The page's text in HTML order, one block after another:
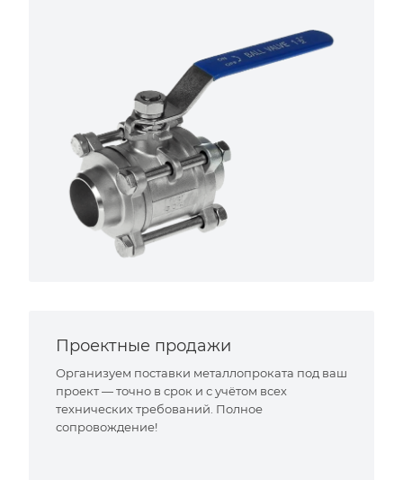
Проектные продажи
Организуем поставки металлопроката под ваш
проект — точно в срок и с учётом всех
технических требований. Полное
сопровождение!